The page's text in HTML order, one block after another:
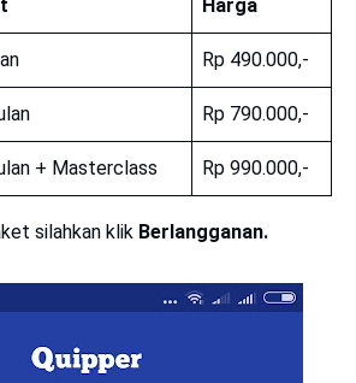
Harga
Rp 490.000,-
Rp 790.000,-
+ Masterclass Rp 990.000,-
silahkan klik Berlangganan.